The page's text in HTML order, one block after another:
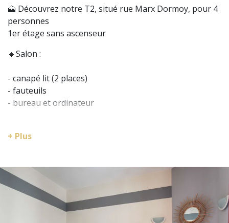
🗻 Découvrez notre T2, situé rue Marx Dormoy, pour 4
personnes
1er étage sans ascenseur
🔸Salon :
- canapé lit (2 places)
- fauteuils
- bureau et ordinateur
- réfrigérateur
- bouilloire
- machine à café
🔸Chambre :
+ Plus